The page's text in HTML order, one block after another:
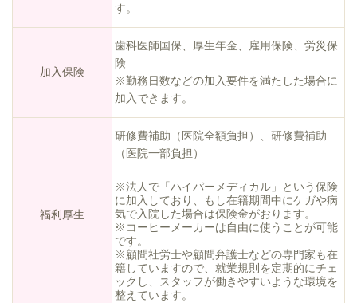
す。
加入保険
歯科医師国保、厚生年金、雇用保険、労災保
険
※勤務日数などの加入要件を満たした場合に
加入できます。
福利厚生
研修費補助（医院全額負担）、研修費補助
（医院一部負担）
※法人で「ハイパーメディカル」という保険
に加入しており、もし在籍期間中にケガや病
気で入院した場合は保険金がおります。
※コーヒーメーカーは自由に使うことが可能
です。
※顧問社労士や顧問弁護士などの専門家も在
籍していますので、就業規則を定期的にチェ
ックし、スタッフが働きやすいような環境を
整えています。